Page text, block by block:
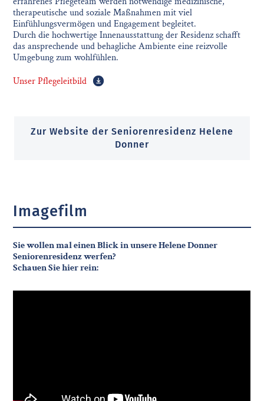
therapeutische und soziale Maßnahmen mit viel
Einfühlungsvermögen und Engagement begleitet.
Durch die hochwertige Innenausstattung der Residenz schafft
das ansprechende und behagliche Ambiente eine reizvolle
Umgebung zum wohlfühlen.
Unser Pflegeleitbild
Zur Website der Seniorenresidenz Helene
Donner
Imagefilm
Sie wollen mal einen Blick in unsere Helene Donner
Seniorenresidenz werfen?
Schauen Sie hier rein: